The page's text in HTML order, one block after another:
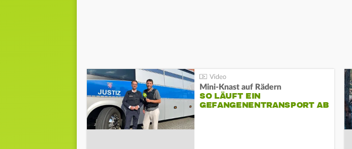
Mini-Knast auf Rädern
SO LÄUFT EIN
GEFANGENENTRANSPORT AB